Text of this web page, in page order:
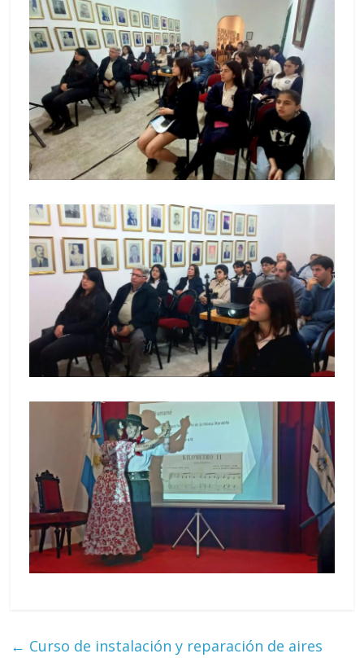
← Curso de instalación y reparación de aires